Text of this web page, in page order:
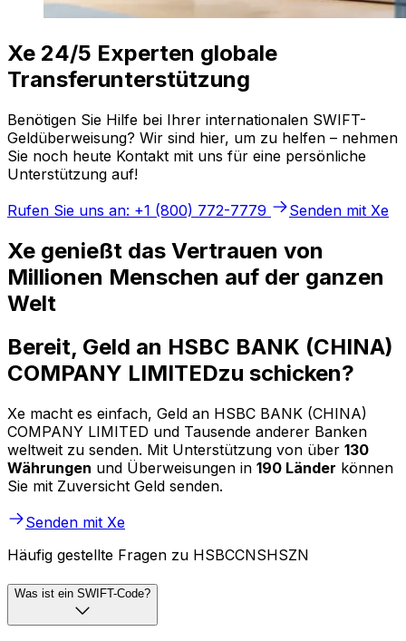
Xe 24/5 Experten globale
Transferunterstützung
Benötigen Sie Hilfe bei Ihrer internationalen SWIFT-
Geldüberweisung? Wir sind hier, um zu helfen – nehmen
Sie noch heute Kontakt mit uns für eine persönliche
Unterstützung auf!
Rufen Sie uns an: +1 (800) 772-7779
Senden mit Xe
Xe genießt das Vertrauen von
Millionen Menschen auf der ganzen
Welt
Bereit, Geld an HSBC BANK (CHINA)
COMPANY LIMITEDzu schicken?
Xe macht es einfach, Geld an HSBC BANK (CHINA)
COMPANY LIMITED und Tausende anderer Banken
weltweit zu senden. Mit Unterstützung von über 130
Währungen und Überweisungen in 190 Länder können
Sie mit Zuversicht Geld senden.
Senden mit Xe
Häufig gestellte Fragen zu HSBCCNSHSZN
Was ist ein SWIFT-Code?